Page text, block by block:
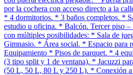
por la cochera con acceso directo a la
* 4 dormitorios. * 3 baños completos. *
estudio u oficina. * Balcón. Tercer piso –
con múltiples posibilidades: * Sala de
Gimnasio. * Área social. * Espacio para
Equipamiento * Pisos de parquet. * 4
(3 tipo split y 1 de ventana). * Jacuzzi
(50 L, 50 L, 80 L y 250 L). * Conexión a